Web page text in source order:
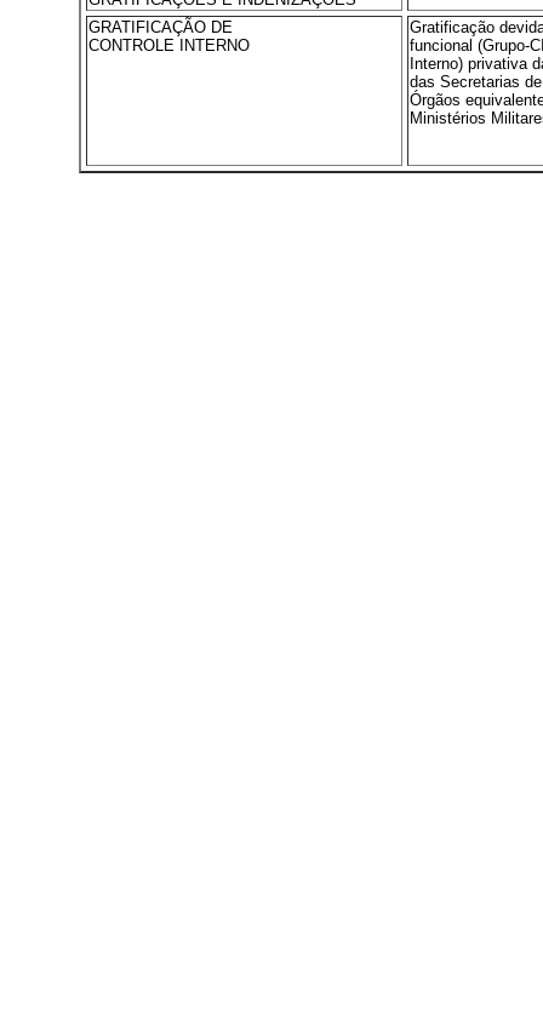
GRATIFICAÇÃO DE
CONTROLE INTERNO
Gratificação
funcional (Grupo-
Interno) privativa
das Secretarias
Órgãos
Ministérios